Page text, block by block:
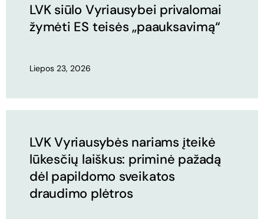
LVK siūlo Vyriausybei privalomai
žymėti ES teisės „paauksavimą“
Liepos 23, 2026
LVK Vyriausybės nariams įteikė
lūkesčių laiškus: priminė pažadą
dėl papildomo sveikatos
draudimo plėtros